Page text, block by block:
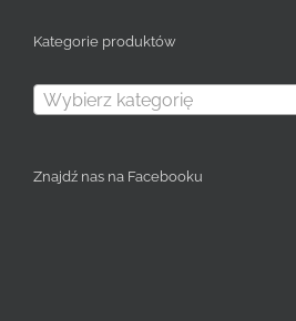
Kategorie produktów
Wybierz kategorię
Znajdź nas na Facebooku